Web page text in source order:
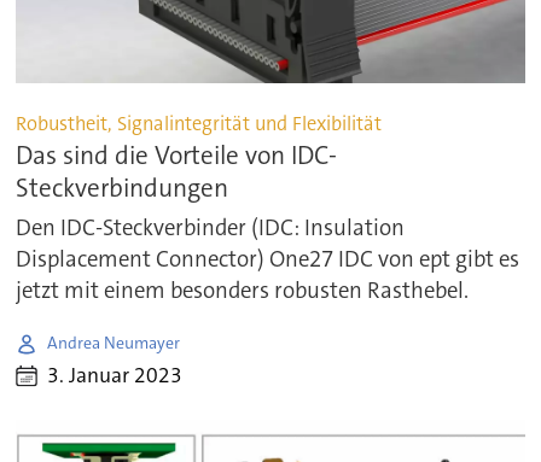
Robustheit, Signalintegrität und Flexibilität
Das sind die Vorteile von IDC-
Steckverbindungen
Den IDC-Steckverbinder (IDC: Insulation
Displacement Connector) One27 IDC von ept gibt es
jetzt mit einem besonders robusten Rasthebel.
Andrea Neumayer
3. Januar 2023